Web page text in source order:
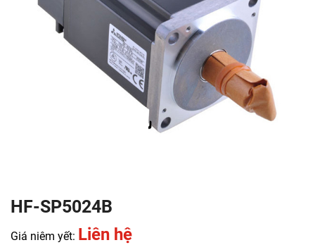
HF-SP5024B
Giá niêm yết: Liên hệ